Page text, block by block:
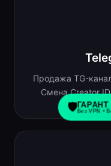
Продажа TG-
Смена Creator